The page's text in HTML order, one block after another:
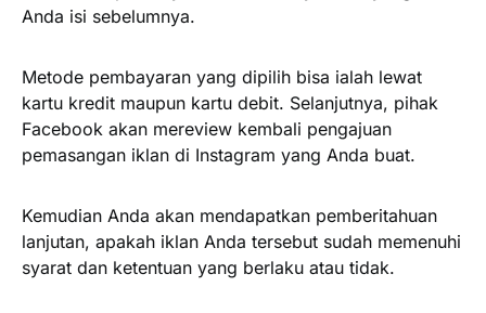
Anda isi sebelumnya.
Metode pembayaran yang dipilih bisa ialah lewat
kartu kredit maupun kartu debit. Selanjutnya, pihak
Facebook akan mereview kembali pengajuan
pemasangan iklan di Instagram yang Anda buat.
Kemudian Anda akan mendapatkan pemberitahuan
lanjutan, apakah iklan Anda tersebut sudah memenuhi
syarat dan ketentuan yang berlaku atau tidak.